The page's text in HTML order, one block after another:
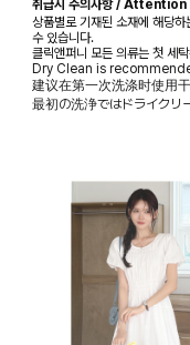
취급시 주의사항 /
상품별로 기재된 소재에 해당
수 있습니다.
클릭앤퍼니 모든 의류는 첫 세
Dry Clean is
建议在第一次洗涤时使用干
最初の洗浄ではドライクリ